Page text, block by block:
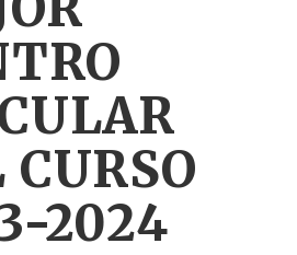
CURSO
2024